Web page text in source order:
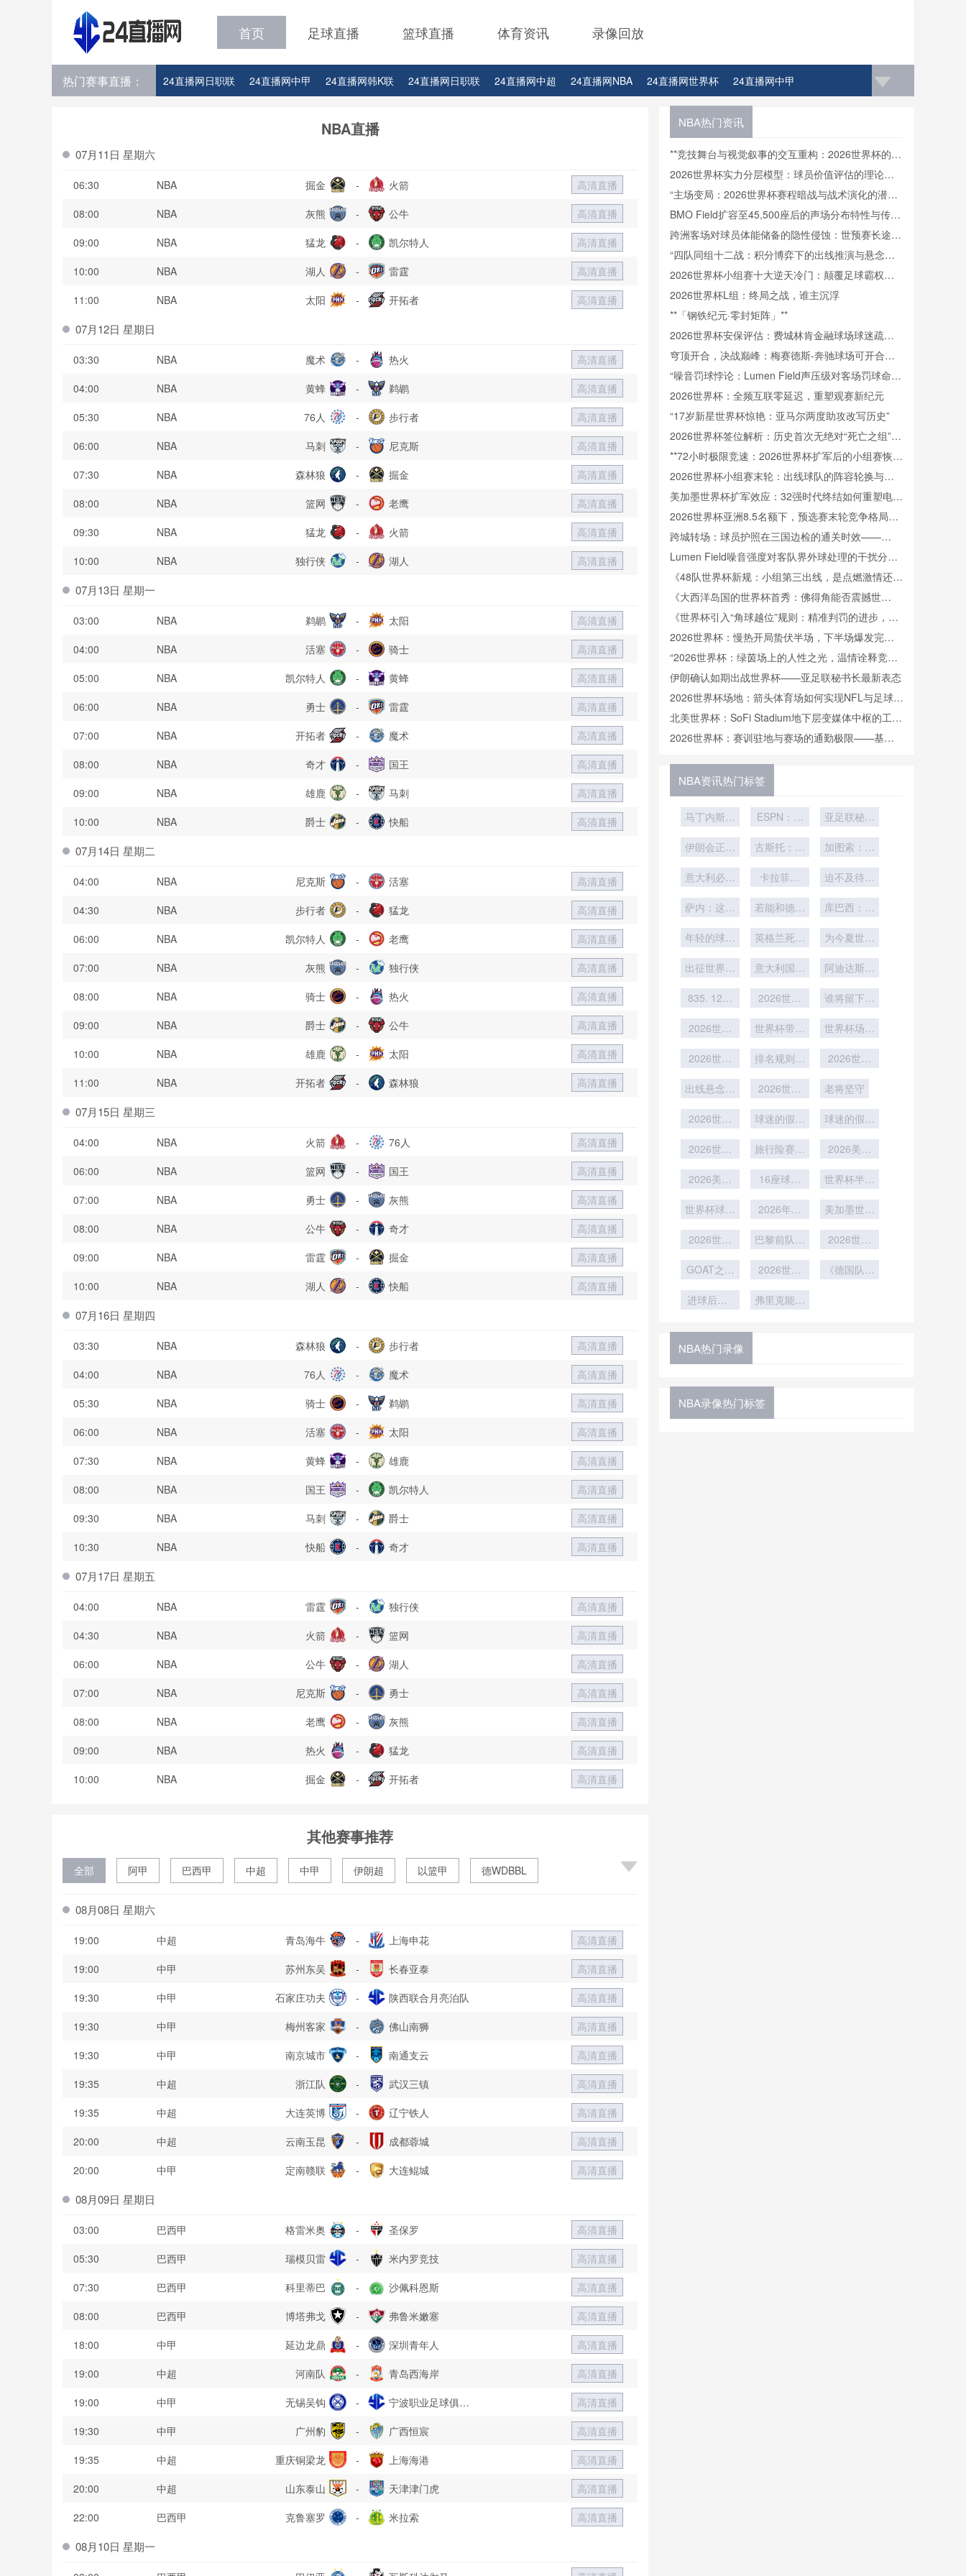
首页 足球直播 篮球直播 体育资讯 录像回放
热门赛事直播： 24直播网日职联 24直播网中甲 24直播网韩K联 24直播网日职联 24直播网中超 24直播网NBA 24直播网世界杯 24直播网中甲
NBA直播
07月11日 星期六
06:30 NBA 掘金 - 火箭
高清直播
08:00
NBA 灰熊 - 公牛
高清直播
09:00
NBA 猛龙 - 凯尔特人
高清直播
10:00
NBA 湖人 - 雷霆
高清直播
11:00
NBA 太阳 - 开拓者 高清直播
07月12日 星期日
03:30 NBA 魔术 - 热火
高清直播
04:00
NBA 黄蜂 - 鹈鹕
高清直播
05:30
NBA 76人 - 步行者
高清直播
06:00
NBA 马刺 - 尼克斯
高清直播
07:30
NBA 森林狼 - 掘金
高清直播
08:00
NBA 篮网 - 老鹰
高清直播
09:30
NBA 猛龙 - 火箭
高清直播
10:00
NBA 独行侠 - 湖人 高清直播
07月13日 星期一
03:00 NBA 鹈鹕 - 太阳
高清直播
04:00
NBA 活塞 - 骑士
高清直播
05:00
NBA 凯尔特人 - 黄蜂
高清直播
06:00
NBA 勇士 - 雷霆
高清直播
07:00
NBA 开拓者 - 魔术
高清直播
08:00
NBA 奇才 - 国王
高清直播
09:00
NBA 雄鹿 - 马刺
高清直播
10:00
NBA 爵士 - 快船 高清直播
07月14日 星期二
04:00 NBA 尼克斯 - 活塞
高清直播
04:30
NBA 步行者 - 猛龙
高清直播
06:00
NBA 凯尔特人 - 老鹰
高清直播
07:00
NBA 灰熊 - 独行侠
高清直播
08:00
NBA 骑士 - 热火
高清直播
09:00
NBA 爵士 - 公牛
高清直播
10:00
NBA 雄鹿 - 太阳
高清直播
11:00
NBA 开拓者 - 森林狼 高清直播
07月15日 星期三
04:00 NBA 火箭 - 76人
高清直播
06:00
NBA 篮网 - 国王
高清直播
07:00
NBA 勇士 - 灰熊
高清直播
08:00
NBA 公牛 - 奇才
高清直播
09:00
NBA 雷霆 - 掘金
高清直播
10:00
NBA 湖人 - 快船 高清直播
07月16日 星期四
03:30 NBA 森林狼 - 步行者
高清直播
04:00
NBA 76人 - 魔术
高清直播
05:30
NBA 骑士 - 鹈鹕
高清直播
06:00
NBA 活塞 - 太阳
高清直播
07:30
NBA 黄蜂 - 雄鹿
高清直播
08:00
NBA 国王 - 凯尔特人
高清直播
09:30
NBA 马刺 - 爵士
高清直播
10:30
NBA 快船 - 奇才 高清直播
07月17日 星期五
04:00 NBA 雷霆 - 独行侠
高清直播
04:30
NBA 火箭 - 篮网
高清直播
06:00
NBA 公牛 - 湖人
高清直播
07:00
NBA 尼克斯 - 勇士
高清直播
08:00
NBA 老鹰 - 灰熊
高清直播
09:00
NBA 热火 - 猛龙
高清直播
10:00
NBA 掘金 - 开拓者 高清直播
其他赛事推荐
全部 阿甲 巴西甲 中超 中甲 伊朗超 以篮甲 德WDBBL
波黑联
08月08日 星期六
19:00 中超 青岛海牛 - 上海申花
高清直播
19:00
中甲 苏州东吴 - 长春亚泰
高清直播
19:30
中甲 石家庄功夫 - 陕西联合月亮泊队
高清直播
19:30
中甲 梅州客家 - 佛山南狮
高清直播
19:30
中甲 南京城市 - 南通支云
高清直播
19:35
中超 浙江队 - 武汉三镇
高清直播
19:35
中超 大连英博 - 辽宁铁人
高清直播
20:00
中超 云南玉昆 - 成都蓉城
高清直播
20:00
中甲 定南赣联 - 大连鲲城 高清直播
08月09日 星期日
03:00 巴西甲 格雷米奥 - 圣保罗
高清直播
05:30
巴西甲 瑞模贝雷 - 米内罗竞技
高清直播
07:30
巴西甲 科里蒂巴 - 沙佩科恩斯
高清直播
08:00
巴西甲 博塔弗戈 - 弗鲁米嫩塞
高清直播
18:00
中甲 延边龙鼎 - 深圳青年人
高清直播
19:00
中超 河南队 - 青岛西海岸
高清直播
19:00
中甲 无锡吴钩 -
宁波职业足球俱乐
部
高清直播
19:30
中甲 广州豹 - 广西恒宸
高清直播
19:35
中超 重庆铜梁龙 - 上海海港
高清直播
20:00
中超 山东泰山 - 天津津门虎
高清直播
22:00
巴西甲 克鲁塞罗 - 米拉索 高清直播
08月10日 星期一
NBA热门资讯
**竞技舞台与视觉叙事的交互重构：2026世界杯的场
域新维度**
2026世界杯实力分层模型：球员价值评估的理论迭
代与体系重构
“主场变局：2026世界杯赛程暗战与战术演化的潜在
逻辑”
BMO Field扩容至45,500座后的声场分布特性与传播
路径调控策略
跨洲客场对球员体能储备的隐性侵蚀：世预赛长途飞
行的消耗机制
“四队同组十二战：积分博弈下的出线推演与悬念重
构”
2026世界杯小组赛十大逆天冷门：颠覆足球霸权的
地震级史诗
2026世界杯L组：终局之战，谁主沉浮
**「钢铁纪元·零封矩阵」**
2026世界杯安保评估：费城林肯金融球场球迷疏散
通道宽度安全合规分析
穹顶开合，决战巅峰：梅赛德斯-奔驰球场可开合屋
顶的世界杯实战解读
“噪音罚球悖论：Lumen Field声压级对客场罚球命中
率的实证测度”
2026世界杯：全频互联零延迟，重塑观赛新纪元
“17岁新星世界杯惊艳：亚马尔两度助攻改写历史”
2026世界杯签位解析：历史首次无绝对“死亡之组”，
均衡格局刷新纪录
**72小时极限竞速：2026世界杯扩军后的小组赛恢复
周期暗战**
2026世界杯小组赛末轮：出线球队的阵容轮换与竞
技公平性权衡
美加墨世界杯扩军效应：32强时代终结如何重塑电视
广告排期逻辑
2026世界杯亚洲8.5名额下，预选赛末轮竞争格局的
深层重塑
跨城转场：球员护照在三国边检的通关时效——
2026世界杯前瞻
Lumen Field噪音强度对客队界外球处理的干扰分
析：美加墨世界杯备战视角
《48队世界杯新规：小组第三出线，是点燃激情还是
催生功利？》
《大西洋岛国的世界杯首秀：佛得角能否震撼世
界？》
《世界杯引入“角球越位”规则：精准判罚的进步，还
是比赛节奏的累赘？》
2026世界杯：慢热开局蛰伏半场，下半场爆发完成
逆转
“2026世界杯：绿茵场上的人性之光，温情诠释竞技
之魂”
伊朗确认如期出战世界杯——亚足联秘书长最新表态
2026世界杯场地：箭头体育场如何实现NFL与足球场
的“闪电切换”
北美世界杯：SoFi Stadium地下层变媒体中枢的工程
与运营可行性全解
2026世界杯：赛训驻地与赛场的通勤极限——基于
NBA资讯热门标签
马丁内斯：
留位置；不
是世界杯夺
ESPN：一
体就世界杯
欧盟委员会
亚足联秘书
所知
伊朗会正常
界杯
古斯托：世
巴西很重
法国队友寻
加图索：这
涯最重要的
意大利必须
卡拉菲奥
杯是我从小
迫不及待想
萨内：这可
一届世界杯
若能和德国
库巴西：西
世界杯夺冠
年轻的球队
英格兰死忠
出售
为今夏世界
筹措资金
出征世界杯
意大利国家
客场球衣
阿迪达斯为
的世界杯告
火爆
835. 12组
下小组第三
值预测：
界杯前瞻
2026世界
容公布
谁将留下经
2026世界
体系：丹麦
训练传统
世界杯带动
培训热潮
世界杯场馆
案发布
2026世界
关系复杂
排名规则引
2026世界
后一轮生死
出线悬念拉
2026世界
最大球队
老将坚守
2026世界
球迷的假发
戴上
球迷的假牙
出
2026世界
险产品热销
旅行险赛事
注
2026美加
办城市球迷
2026美加
办城市世界
16座球场
百慕大到黑
渡：北美世
世界杯半自
术：判罚精
世界杯球员
体育精神彰
2026年世
39天赛程
能考验大
美加墨世界
国联合主办
跨北美大陆
2026世界
巴佩重逢
巴黎前队友
2026世界
杯将成历史
GOAT之争
2026世界
设中的环保
《德国队世
进球后加3
弗里克能否
NBA热门录像
NBA录像热门标签